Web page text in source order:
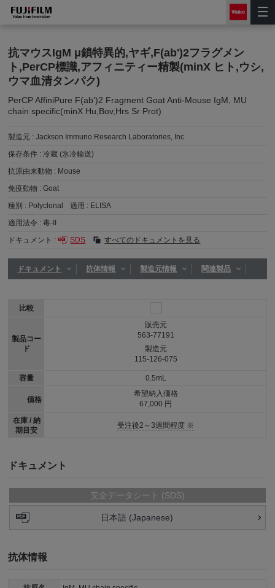
抗マウスIgM μ鎖特異的,ヤギ,F(ab')2フラグメン
ト,PerCP標識,アフィニティー精製(minX ヒト,ウシ,
ウマ血清タンパク)
PerCP AffiniPure F(ab')2 Fragment Goat Anti-Mouse IgM, MU
chain specific(minX Hu,Bov,Hrs Sr Prot)
製造元 :Jackson Immuno Research Laboratories, Inc.
保存条件 :冷蔵 (氷冷輸送)
抗原由来動物 : Mouse
免疫動物 :Goat
種別 : Polyclonal 適用 : ELISA
適用法令 :毒-II
ドキュメント :
SDS すべてのドキュメントを見る
ドキュメント 抗体情報 製造元情報 関連製品
比較
製品コー
ド
容量
価格
在庫 / 納
期目安
販売元
563-77191
製造元
115-126-075
0.5mL
希望納入価格
67,000 円
受注後2～3週間程度 ※
ドキュメント
安全データシート (SDS)
日本語 (Japanese)
抗体情報